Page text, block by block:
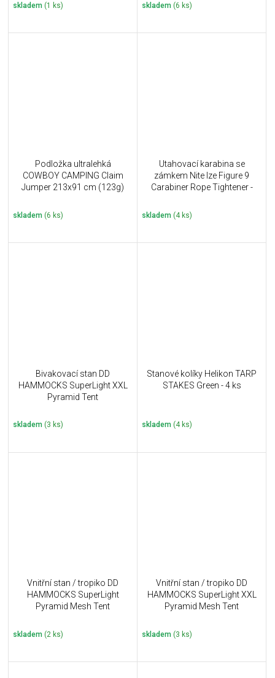
skladem (1 ks) skladem (6 ks)
Podložka ultralehká
COWBOY CAMPING Claim
Jumper 213x91 cm (123g)
skladem (6 ks)
Utahovací karabina se
zámkem Nite Ize Figure 9
Carabiner Rope Tightener -
skladem (4 ks)
Bivakovací stan DD
HAMMOCKS SuperLight XXL
Pyramid Tent
skladem (3 ks)
Stanové kolíky Helikon TARP
STAKES Green - 4 ks
skladem (4 ks)
Vnitřní stan / tropiko DD
HAMMOCKS SuperLight
Pyramid Mesh Tent
skladem (2 ks)
Vnitřní stan / tropiko DD
HAMMOCKS SuperLight XXL
Pyramid Mesh Tent
skladem (3 ks)